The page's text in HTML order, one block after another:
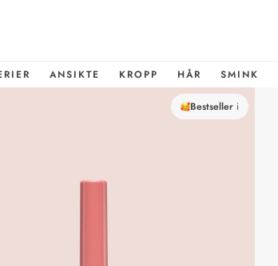
ANSIKTE KROPP HÅR SMINK
Bestseller i